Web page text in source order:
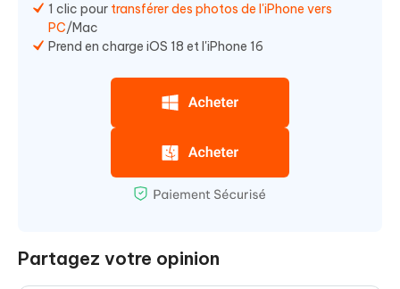
1 clic pour transférer des photos de l'iPhone vers
PC/Mac
Prend en charge iOS 18 et l'iPhone 16
Partagez votre opinion